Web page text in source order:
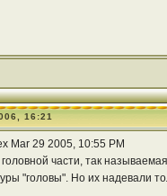
16:21
Mar 29 2005, 10:55 PM
части, так
"головы". Но их надевали